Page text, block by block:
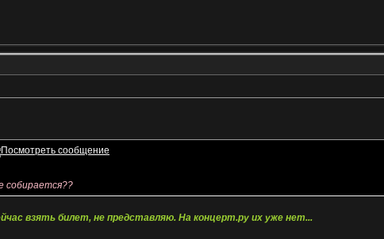
собирается??
взять билет, не представляю. На концерт.ру их уже нет...